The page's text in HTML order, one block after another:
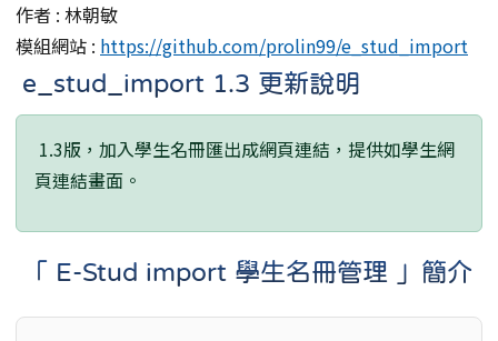
作者 : 林朝敏
模組網站 : https://github.com/prolin99/e_stud_import
e_stud_import 1.3 更新說明
1.3版，加入學生名冊匯出成網頁連結，提供如學生網
頁連結畫面。
「 E-Stud import 學生名冊管理 」簡介